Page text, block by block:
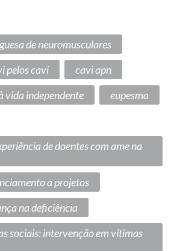
de neuromusculares
pelos cavi
cavi apn
vida independente
eupesma
de doentes com ame na
a projetos
na deficiência
sociais: intervenção em vítimas